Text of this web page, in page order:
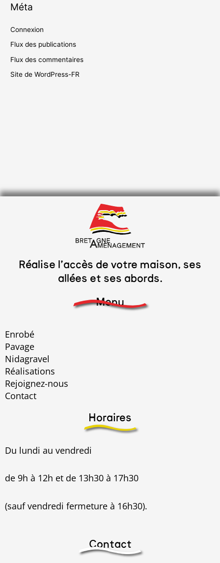
Méta
Connexion
Flux des publications
Flux des commentaires
Site de WordPress-FR
Réalise l’accès de votre maison, ses
allées et ses abords.
Menu
Enrobé
Pavage
Nidagravel
Réalisations
Rejoignez-nous
Contact
Horaires
Du lundi au vendredi
de 9h à 12h et de 13h30 à 17h30
(sauf vendredi fermeture à 16h30).
Contact